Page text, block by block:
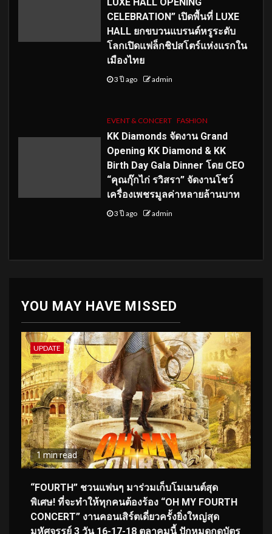
CELEBRATION” เปิดพื้นที่ LUXE
HALL ยกขบวนแบรนด์หรูระดับ
โลกเปิดแฟล็กชิปสโตร์แห่งแรกใน
เมืองไทย
3 ปี ago admin
EVENT & CONCERT FASHION
KK Diamonds จัดงาน Grand
Opening KK Diamond & KK
Birth Day Gala Dinner โดย CEO
“คุณกุ๊กไก่ รวิสรา” จัดงานโชว์
เครื่องเพชรมูลค่าหลายล้านบาท
3 ปี ago admin
YOU MAY HAVE MISSED
UPDATE
1 min read
“FOURTH” ชวนแฟนๆ มาร่วมเก็บโมเมนต์สุด
พิเศษ! ที่จะทำให้ทุกคนต้องร้อง “OH MY FOURTH
CONCERT” งานคอนเสิร์ตเดี่ยวครั้งยิ่งใหญ่สุด
มหัศจรรย์ 3 วัน 16-17-18 ตุลาคมนี้ ปักหมุดกดบัตร